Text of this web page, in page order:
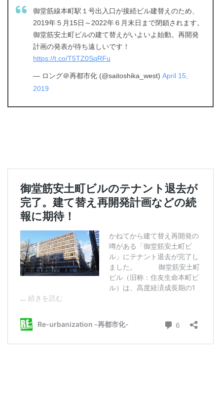
御堂筋線本町駅１号出入口が接続ビル建替えのため、
2019年５月15日～2022年６月末日まで閉鎖されます。
御堂筋安土町ビルの建て替えがいよいよ始動。再開発
計画の発表が待ち遠しいです！
https://t.co/T5TZ0SqRFu
— ロング＠再都市化 (@saitoshika_west) April 15,
2019